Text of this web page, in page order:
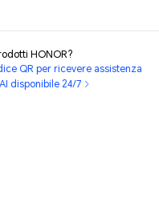
HONOR?
QR per ricevere assistenza
disponibile 24/7